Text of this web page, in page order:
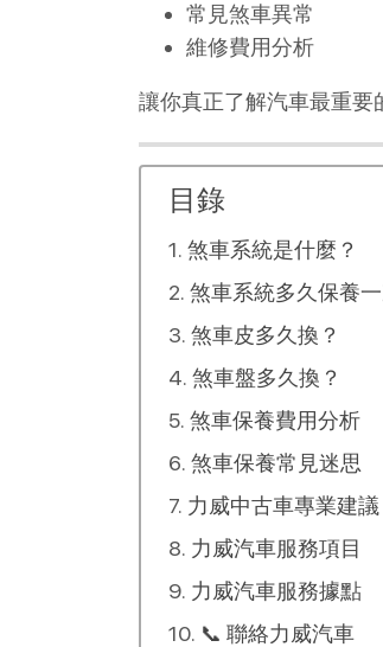
常見煞車異常
維修費用分析
讓你真正了解汽車最重要
目錄
煞車系統是什麼？
煞車系統多久保養一
煞車皮多久換？
煞車盤多久換？
煞車保養費用分析
煞車保養常見迷思
力威中古車專業建議
力威汽車服務項目
力威汽車服務據點
📞 聯絡力威汽車